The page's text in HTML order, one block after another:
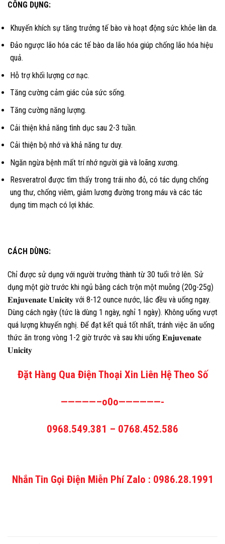
CÔNG DỤNG:
Khuyến khích sự tăng trưởng tế bào và hoạt động sức khỏe làn da.
Đảo ngược lão hóa các tế bào da lão hóa giúp chống lão hóa hiệu
quả.
Hỗ trợ khối lượng cơ nạc.
Tăng cường cảm giác của sức sống.
Tăng cường năng lượng.
Cải thiện khả năng tình dục sau 2-3 tuần.
Cải thiện bộ nhớ và khả năng tư duy.
Ngăn ngừa bệnh mất trí nhớ người già và loãng xương.
Resveratrol được tìm thấy trong trái nho đỏ, có tác dụng chống
ung thư, chống viêm, giảm lương đường trong máu và các tác
dụng tim mạch có lợi khác.
CÁCH DÙNG:
Chỉ được sử dụng với người trưởng thành từ 30 tuổi trở lên. Sử
dụng một giờ trước khi ngủ bằng cách trộn một muỗng (20g-25g)
𝐄𝐧𝐣𝐮𝐯𝐞𝐧𝐚𝐭𝐞 𝐔𝐧𝐢𝐜𝐢𝐭𝐲 với 8-12 ounce nước, lắc đều và uống ngay.
Dùng cách ngày (tức là dùng 1 ngày, nghỉ 1 ngày). Không uống vượt
quá lượng khuyến nghị. Để đạt kết quả tốt nhất, tránh việc ăn uống
thức ăn trong vòng 1-2 giờ trước và sau khi uống 𝐄𝐧𝐣𝐮𝐯𝐞𝐧𝐚𝐭𝐞
𝐔𝐧𝐢𝐜𝐢𝐭𝐲
Đặt Hàng Qua Điện Thoại Xin Liên Hệ Theo Số
—————–o0o——————-
0968.549.381 – 0768.452.586
Nhắn Tin Gọi Điện Miễn Phí Zalo : 0986.28.1991